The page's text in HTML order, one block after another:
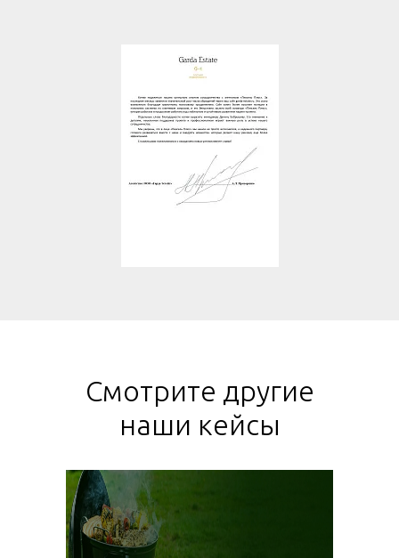
Смотрите другие
наши кейсы